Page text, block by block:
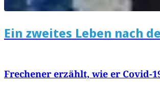
Ein zweites Leben nach
Frechener erzählt, wie er Covid-